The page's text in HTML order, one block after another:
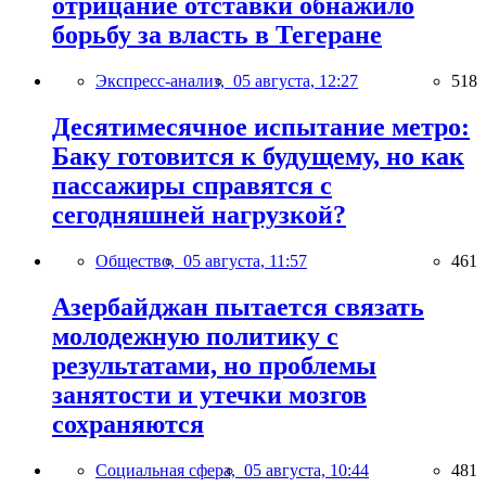
борьбу за власть в Тегеране
Экспресс-анализ, 05 августа, 12:27 518
Десятимесячное испытание метро:
Баку готовится к будущему, но как
пассажиры справятся с
сегодняшней нагрузкой?
Общество, 05 августа, 11:57 461
Азербайджан пытается связать
молодежную политику с
результатами, но проблемы
занятости и утечки мозгов
сохраняются
Социальная сфера, 05 августа, 10:44 481